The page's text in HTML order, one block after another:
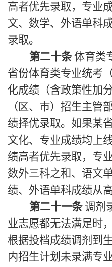
高者优先录取，专业
文、数学、外语单科
录取。
第二十条 体育类
省份体育类专业统考
化成绩（含政策性加
（区、市）招生主管
绩择优录取。如果某
文化、专业成绩均上
绩高者优先录取，专
数外三科之和、语文
绩、外语单科成绩从
第二十一条 调剂
业志愿都无法满足时
根据投档成绩调剂到
内招生计划未录满专